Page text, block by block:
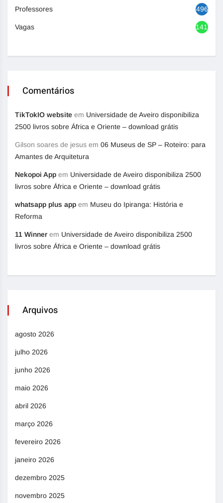
Professores 496
Vagas 1418
Comentários
TikTokIO website em Universidade de Aveiro disponibiliza
2500 livros sobre África e Oriente – download grátis
Gilson soares de jesus em 06 Museus de SP – Roteiro: para
Amantes de Arquitetura
Nekopoi App em Universidade de Aveiro disponibiliza 2500
livros sobre África e Oriente – download grátis
whatsapp plus app em Museu do Ipiranga: História e
Reforma
11 Winner em Universidade de Aveiro disponibiliza 2500
livros sobre África e Oriente – download grátis
Arquivos
agosto 2026
julho 2026
junho 2026
maio 2026
abril 2026
março 2026
fevereiro 2026
janeiro 2026
dezembro 2025
novembro 2025